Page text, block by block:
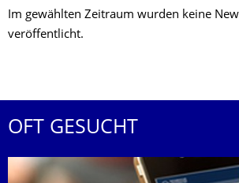
Im gewählten Zeitraum wurden keine
veröffentlicht.
OFT GESUCHT